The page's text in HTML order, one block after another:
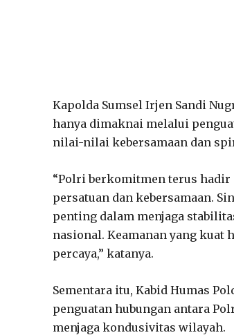
Kapolda Sumsel Irjen Sandi
hanya dimaknai melalui
nilai-nilai kebersamaan dan
“Polri berkomitmen terus hadir
persatuan dan kebersamaan.
penting dalam menjaga
nasional. Keamanan yang kuat
percaya,” katanya.
Sementara itu, Kabid Humas
penguatan hubungan antara
menjaga kondusivitas wilayah.